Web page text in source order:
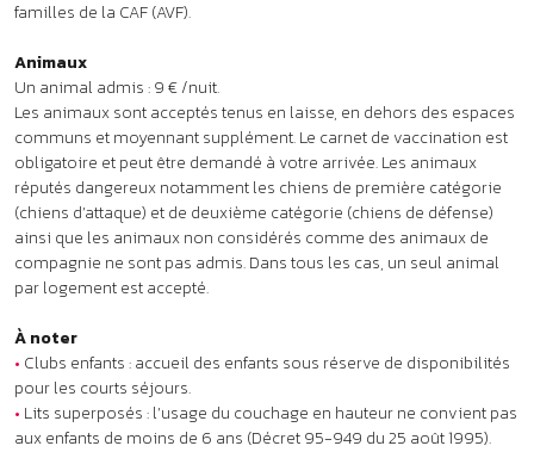
•Clubs enfants : accueil des enfants sous réserve de disponibilités
pour les courts séjours.
•Lits superposés : l’usage du couchage en hauteur ne convient pas
aux enfants de moins de 6 ans (Décret 95-949 du 25 août 1995).
•Voiture conseillée.
Qu'incluent les tarifs ?
À proximité : ça pourrait aussi
vous plaire !